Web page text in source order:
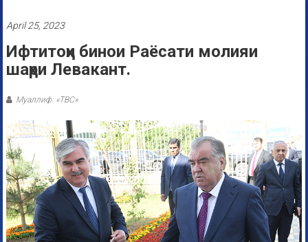
April 25, 2023
Ифтитоҳи бинои Раёсати молияи
шаҳри Левакант.
Муаллиф: «ТВС»